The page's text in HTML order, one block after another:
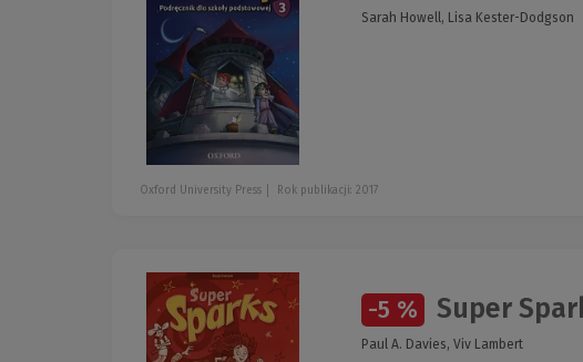
Sarah Howell, Lisa Kester-Dodgson
Oxford University Press Rok publikacji: 2017
-5 % Super
Paul A. Davies, Viv Lambert